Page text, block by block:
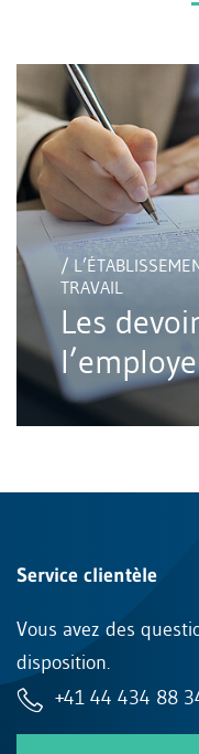
/
TRAVAIL
Les
Service clientèle
Vous avez des
disposition.
+41 44 434 88